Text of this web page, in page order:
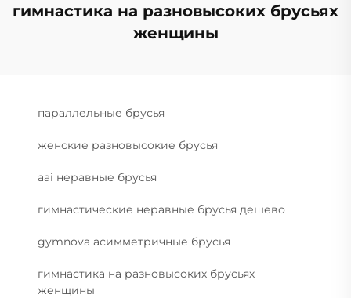
гимнастика на разновысоких брусьях
женщины
параллельные брусья
женские разновысокие брусья
aai неравные брусья
гимнастические неравные брусья дешево
gymnova асимметричные брусья
гимнастика на разновысоких брусьях
женщины